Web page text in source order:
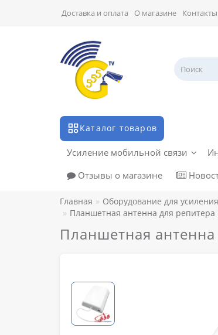
Доставка и оплата О магазине Контакты
Каталог товаров
Усиление мобильной связи
Отзывы о магазине
Главная Оборудование для
Планшетная антенна для
Планшетная